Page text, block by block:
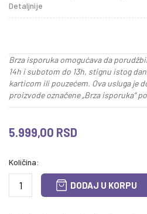
Detaljnije
Brza isporuka omogućava da
14h i subotom do 13h, stignu istog
karticom ili pouzećem. Ova usluga je
proizvode označene „Brza isporuka“
5.999,00 RSD
Količina:
DODAJ U KORPU